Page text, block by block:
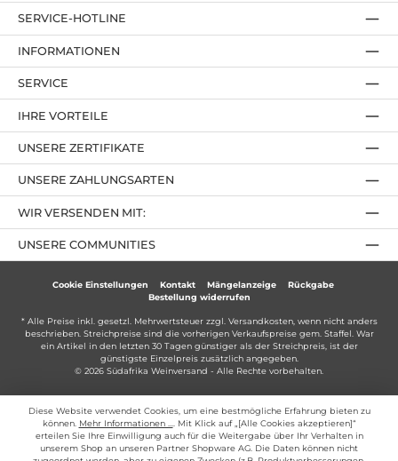
SERVICE-HOTLINE
IHRE VORTEILE
UNSERE ZAHLUNGSARTEN
UNSERE ZERTIFIKATE
INFORMATIONEN
SERVICE
UNSERE COMMUNITIES
WIR VERSENDEN MIT:
Cookie Einstellungen Kontakt Mängelanzeige
Rückgabe
Bestellung widerrufen
* Alle Preise inkl. gesetzl. Mehrwertsteuer zzgl. Versandkosten, wenn nicht anders
beschrieben. Streichpreise sind die vorherigen Verkaufspreise gem. Staffel. War
ein Artikel in den letzten 30 Tagen günstiger als der Streichpreis, ist der
günstigste Einzelpreis zusätzlich angegeben.
© 2026 Südafrika Weinversand - Alle Rechte vorbehalten.
Diese Website verwendet Cookies, um eine bestmögliche Erfahrung bieten zu
können. Mehr Informationen ...
. Mit Klick auf „[Alle Cookies akzeptieren]“
erteilen Sie Ihre Einwilligung auch für die Weitergabe über Ihr Verhalten in
unserem Shop an unseren Partner Shopware AG. Die Daten können nicht